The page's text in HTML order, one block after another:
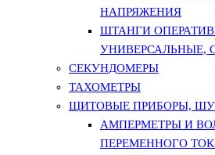
НАПРЯЖЕНИЯ
ШТАНГИ
УНИВЕРСАЛЬНЫЕ,
СЕКУНДОМЕРЫ
ТАХОМЕТРЫ
ЩИТОВЫЕ ПРИБОРЫ,
АМПЕРМЕТРЫ И
ПЕРЕМЕННОГО